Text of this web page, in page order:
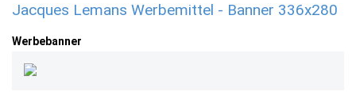
Jacques Lemans Werbemittel - Banner 336x280
Werbebanner